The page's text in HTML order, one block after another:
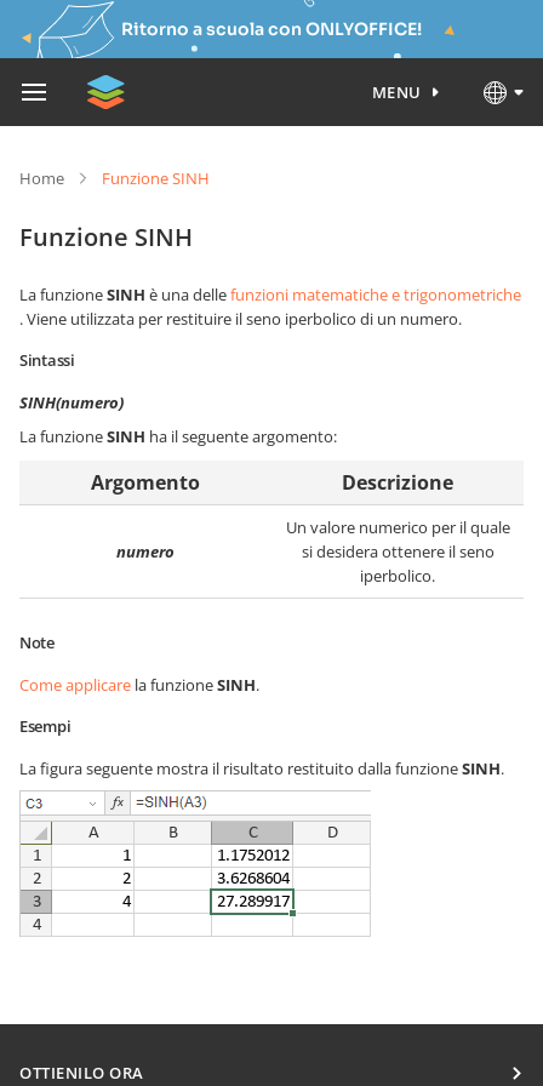
Ritorno a scuola con ONLYOFFICE!
MENU
Home Funzione SINH
Funzione SINH
La funzioneSINH è una dellefunzioni matematiche e trigonometriche
. Viene utilizzata per restituire il seno iperbolico di un numero.
Sintassi
SINH(numero)
La funzioneSINH ha il seguente argomento:
Argomento Descrizione
numero
Un valore numerico per il quale
si desidera ottenere il seno
iperbolico.
Note
Come applicare la funzioneSINH.
Esempi
La figura seguente mostra il risultato restituito dalla funzioneSINH.
OTTIENILO ORA